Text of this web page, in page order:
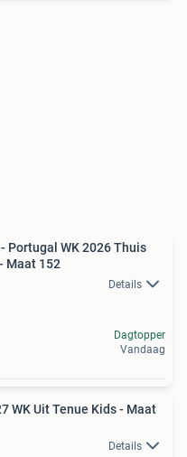
Portugal WK 2026 Thuis
Maat 152
Details
Dagtopper
Vandaag
WK Uit Tenue Kids - Maat
Details